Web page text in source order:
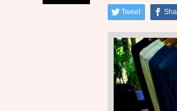
Tweet